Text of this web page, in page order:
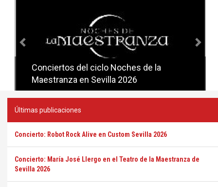
Conciertos del ciclo Noches de la
Maestranza en Sevilla 2026
Últimas publicaciones
Concierto: Robot Rock Alive en Custom Sevilla 2026
Concierto: María José Llergo en el Teatro de la Maestranza de
Sevilla 2026